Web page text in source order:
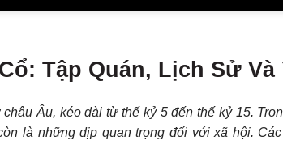
Tập Quán, Lịch Sử Và
Âu, kéo dài từ thế kỷ 5 đến thế kỷ 15.
là những dịp quan trọng đối với xã hội.